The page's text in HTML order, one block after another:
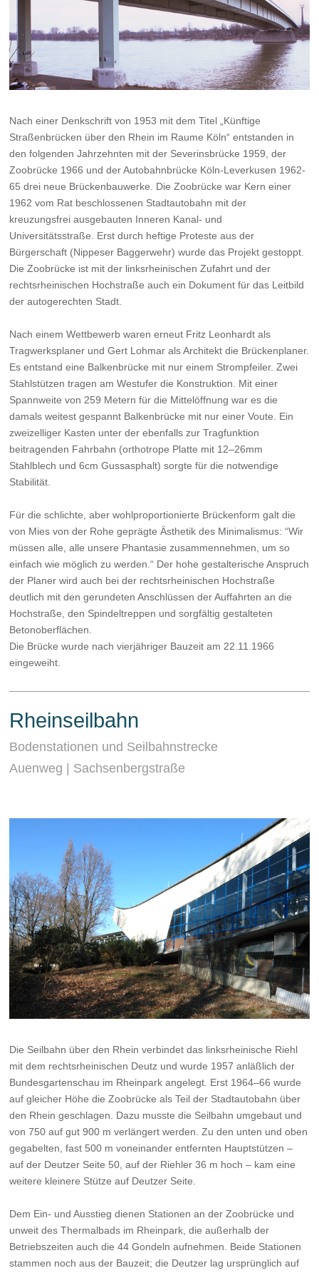
Nach einer Denkschrift von 1953 mit dem Titel „Künftige
Straßenbrücken über den Rhein im Raume Köln“ entstanden in
den folgenden Jahrzehnten mit der Severinsbrücke 1959, der
Zoobrücke 1966 und der Autobahnbrücke Köln-Leverkusen 1962-
65 drei neue Brückenbauwerke. Die Zoobrücke war Kern einer
1962 vom Rat beschlossenen Stadtautobahn mit der
kreuzungsfrei ausgebauten Inneren Kanal- und
Universitätsstraße. Erst durch heftige Proteste aus der
Bürgerschaft (Nippeser Baggerwehr) wurde das Projekt gestoppt.
Die Zoobrücke ist mit der linksrheinischen Zufahrt und der
rechtsrheinischen Hochstraße auch ein Dokument für das Leitbild
der autogerechten Stadt.
Nach einem Wettbewerb waren erneut Fritz Leonhardt als
Tragwerksplaner und Gert Lohmar als Architekt die Brückenplaner.
Es entstand eine Balkenbrücke mit nur einem Strompfeiler. Zwei
Stahlstützen tragen am Westufer die Konstruktion. Mit einer
Spannweite von 259 Metern für die Mittelöffnung war es die
damals weitest gespannt Balkenbrücke mit nur einer Voute. Ein
zweizelliger Kasten unter der ebenfalls zur Tragfunktion
beitragenden Fahrbahn (orthotrope Platte mit 12–26mm
Stahlblech und 6cm Gussasphalt) sorgte für die notwendige
Stabilität.
Für die schlichte, aber wohlproportionierte Brückenform galt die
von Mies von der Rohe geprägte Ästhetik des Minimalismus: “Wir
müssen alle, alle unsere Phantasie zusammennehmen, um so
einfach wie möglich zu werden.“ Der hohe gestalterische Anspruch
der Planer wird auch bei der rechtsrheinischen Hochstraße
deutlich mit den gerundeten Anschlüssen der Auffahrten an die
Hochstraße, den Spindeltreppen und sorgfältig gestalteten
Betonoberflächen.
Die Brücke wurde nach vierjähriger Bauzeit am 22.11.1966
eingeweiht.
Rheinseilbahn
Bodenstationen und Seilbahnstrecke
Auenweg | Sachsenbergstraße
Die Seilbahn über den Rhein verbindet das linksrheinische Riehl
mit dem rechtsrheinischen Deutz und wurde 1957 anläßlich der
Bundesgartenschau im Rheinpark angelegt. Erst 1964–66 wurde
auf gleicher Höhe die Zoobrücke als Teil der Stadtautobahn über
den Rhein geschlagen. Dazu musste die Seilbahn umgebaut und
von 750 auf gut 900 m verlängert werden. Zu den unten und oben
gegabelten, fast 500 m voneinander entfernten Hauptstützen –
auf der Deutzer Seite 50, auf der Riehler 36 m hoch – kam eine
weitere kleinere Stütze auf Deutzer Seite.
Dem Ein- und Ausstieg dienen Stationen an der Zoobrücke und
unweit des Thermalbads im Rheinpark, die außerhalb der
Betriebszeiten auch die 44 Gondeln aufnehmen. Beide Stationen
stammen noch aus der Bauzeit; die Deutzer lag ursprünglich auf